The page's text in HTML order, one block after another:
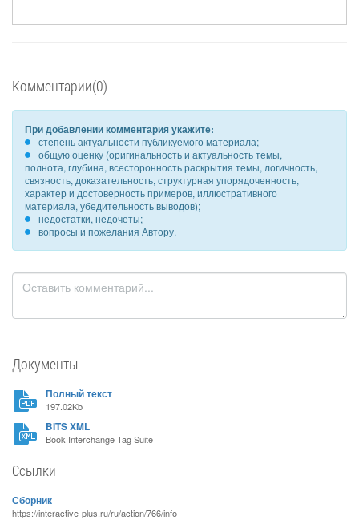
Комментарии(0)
При добавлении комментария укажите:
степень актуальности публикуемого материала;
общую оценку (оригинальность и актуальность темы,
полнота, глубина, всесторонность раскрытия темы, логичность,
связность, доказательность, структурная упорядоченность,
характер и достоверность примеров, иллюстративного
материала, убедительность выводов);
недостатки, недочеты;
вопросы и пожелания Автору.
Документы
Полный текст
197.02Kb
BITS XML
Book Interchange Tag Suite
Ссылки
Сборник
https://interactive-plus.ru/ru/action/766/info